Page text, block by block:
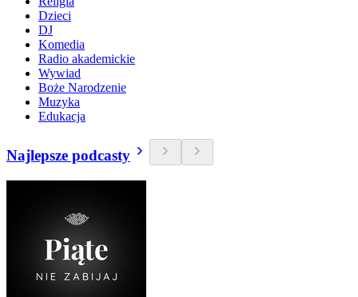
Dzieci
DJ
Komedia
Radio akademickie
Wywiad
Boże Narodzenie
Muzyka
Edukacja
Najlepsze podcasty